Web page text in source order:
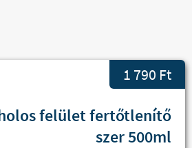
1 790 Ft
felület fertőtlenítő
szer 500ml